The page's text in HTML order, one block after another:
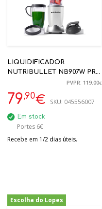
LIQUIDIFICADOR
NUTRIBULLET NB907W PRO
900W BRANCO C/COPO
EXTRA
PVPR: 119.00€
79,90€ SKU: 045556007
Em stock
Portes 6€
Recebe em 1/2 dias úteis.
Escolha do Lopes